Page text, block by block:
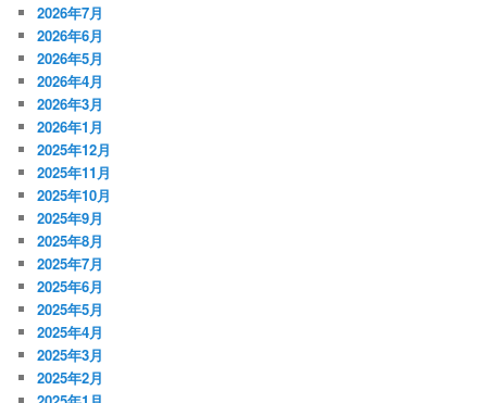
2026年7月
2026年6月
2026年5月
2026年4月
2026年3月
2026年1月
2025年12月
2025年11月
2025年10月
2025年9月
2025年8月
2025年7月
2025年6月
2025年5月
2025年4月
2025年3月
2025年2月